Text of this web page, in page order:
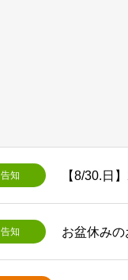
告知
告知 お盆休み